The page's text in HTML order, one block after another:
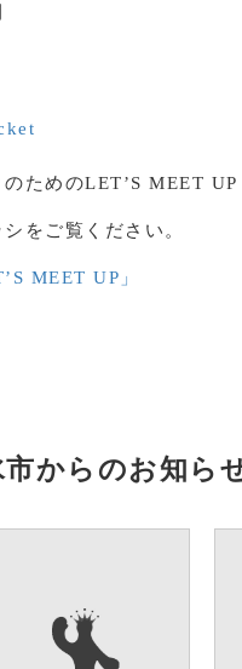
のためのLET’S MEET
をご覧ください。
MEET UP」
からのお知ら